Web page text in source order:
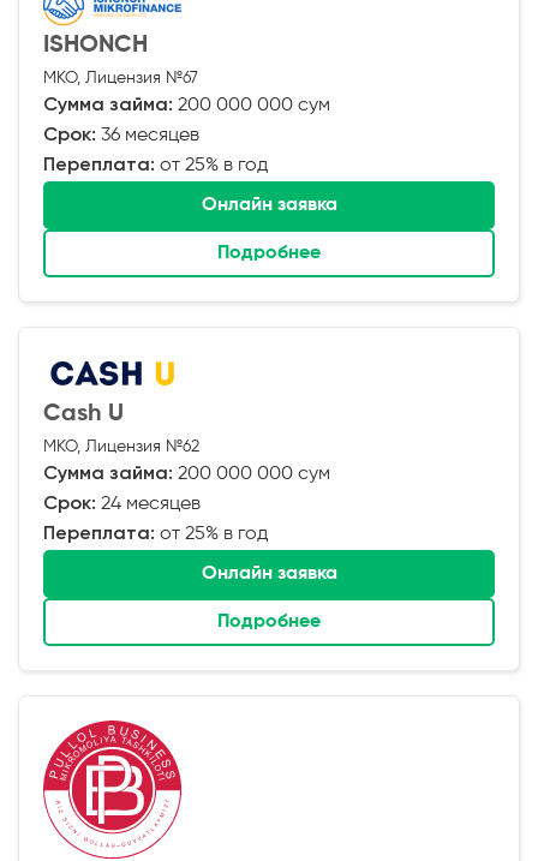
ISHONCH
МКО, Лицензия №67
Сумма займа: 200 000 000 сум
Срок: 36 месяцев
Переплата: от 25% в год
Онлайн заявка
Подробнее
Cash U
МКО, Лицензия №62
Сумма займа: 200 000 000 сум
Срок: 24 месяцев
Переплата: от 25% в год
Онлайн заявка
Подробнее